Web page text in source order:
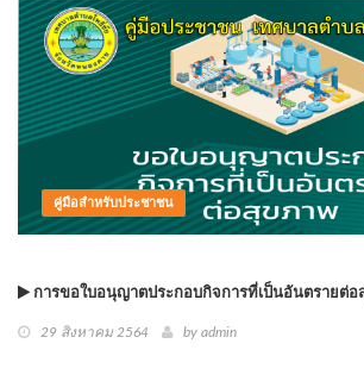
คู่มือสำหรับประชาชน
การขอใบอนุญาตประกอบกิจการที่เป็นอันตรายต่อ
29 สิงหาคม 2564 by admin